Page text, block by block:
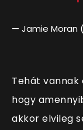
— Jamie Moran
Tehát vannak
hogy
akkor elvileg